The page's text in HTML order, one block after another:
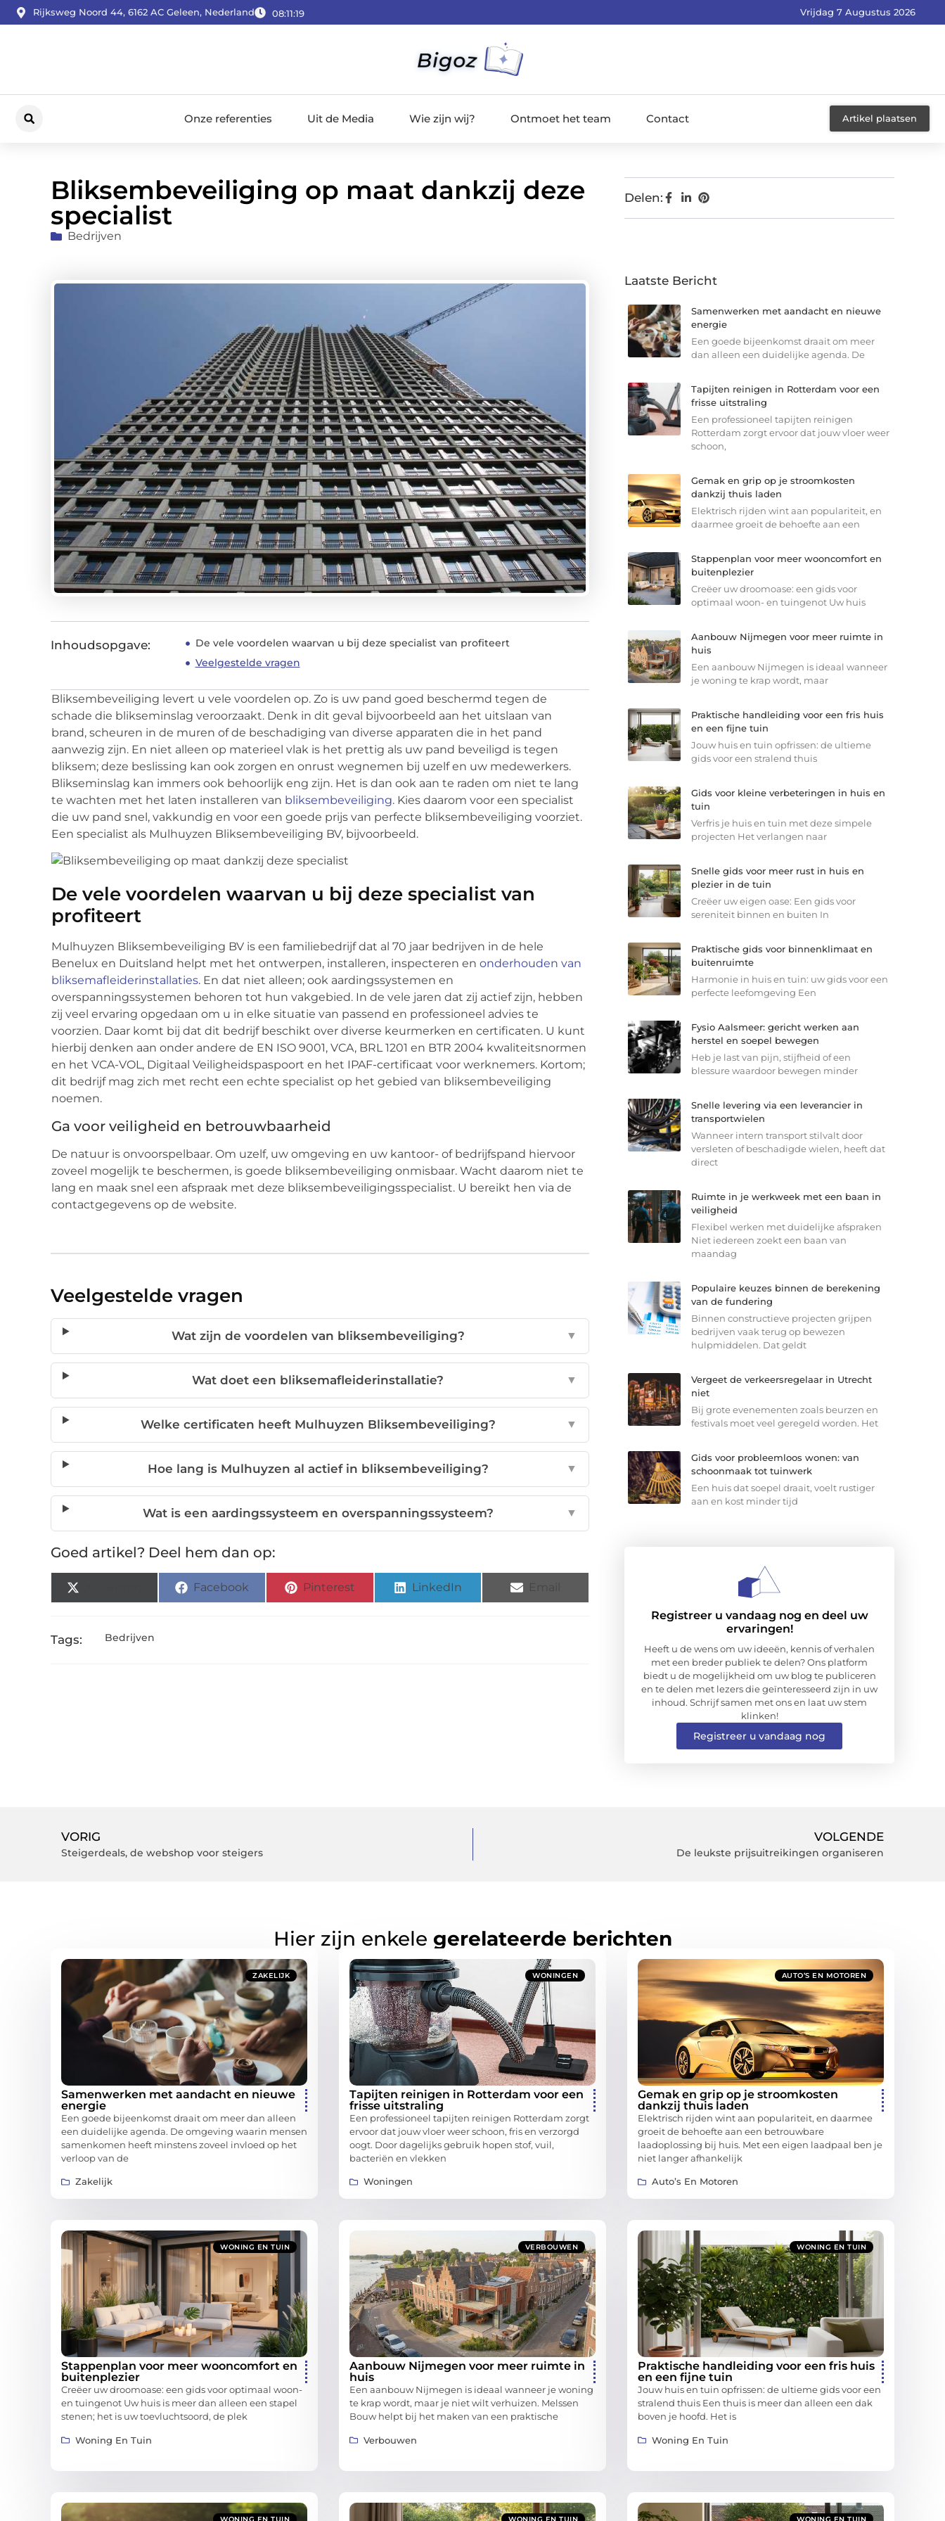
Rijksweg Noord 44, 6162 AC Geleen, Nederland 08:11:20 Vrijdag 7 Augustus 2026
Onze referenties Uit de Media Wie zijn wij? Ontmoet het team Contact Artikel plaatsen
Bliksembeveiliging op maat dankzij deze
specialist
Bedrijven
Inhoudsopgave:
De vele voordelen waarvan u bij deze specialist van profiteert
Veelgestelde vragen
Bliksembeveiliging levert u vele voordelen op. Zo is uw pand goed beschermd tegen de
schade die blikseminslag veroorzaakt. Denk in dit geval bijvoorbeeld aan het uitslaan van
brand, scheuren in de muren of de beschadiging van diverse apparaten die in het pand
aanwezig zijn. En niet alleen op materieel vlak is het prettig als uw pand beveiligd is tegen
bliksem; deze beslissing kan ook zorgen en onrust wegnemen bij uzelf en uw medewerkers.
Blikseminslag kan immers ook behoorlijk eng zijn. Het is dan ook aan te raden om niet te lang
te wachten met het laten installeren van bliksembeveiliging. Kies daarom voor een specialist
die uw pand snel, vakkundig en voor een goede prijs van perfecte bliksembeveiliging voorziet.
Een specialist als Mulhuyzen Bliksembeveiliging BV, bijvoorbeeld.
De vele voordelen waarvan u bij deze specialist van
profiteert
Mulhuyzen Bliksembeveiliging BV is een familiebedrijf dat al 70 jaar bedrijven in de hele
Benelux en Duitsland helpt met het ontwerpen, installeren, inspecteren en onderhouden van
bliksemafleiderinstallaties. En dat niet alleen; ook aardingssystemen en
overspanningssystemen behoren tot hun vakgebied. In de vele jaren dat zij actief zijn, hebben
zij veel ervaring opgedaan om u in elke situatie van passend en professioneel advies te
voorzien. Daar komt bij dat dit bedrijf beschikt over diverse keurmerken en certificaten. U kunt
hierbij denken aan onder andere de EN ISO 9001, VCA, BRL 1201 en BTR 2004 kwaliteitsnormen
en het VCA-VOL, Digitaal Veiligheidspaspoort en het IPAF-certificaat voor werknemers. Kortom;
dit bedrijf mag zich met recht een echte specialist op het gebied van bliksembeveiliging
noemen.
Ga voor veiligheid en betrouwbaarheid
De natuur is onvoorspelbaar. Om uzelf, uw omgeving en uw kantoor- of bedrijfspand hiervoor
zoveel mogelijk te beschermen, is goede bliksembeveiliging onmisbaar. Wacht daarom niet te
lang en maak snel een afspraak met deze bliksembeveiligingsspecialist. U bereikt hen via de
contactgegevens op de website.
Veelgestelde vragen
Wat zijn de voordelen van bliksembeveiliging? ▼
Wat doet een bliksemafleiderinstallatie? ▼
Welke certificaten heeft Mulhuyzen Bliksembeveiliging? ▼
Hoe lang is Mulhuyzen al actief in bliksembeveiliging? ▼
Wat is een aardingssysteem en overspanningssysteem? ▼
Goed artikel? Deel hem dan op:
Facebook Pinterest LinkedIn
Tags: Bedrijven
Delen:
Laatste Bericht
Samenwerken met aandacht en nieuwe
energie
Een goede bijeenkomst draait om meer
dan alleen een duidelijke agenda. De
Tapijten reinigen in Rotterdam voor een
frisse uitstraling
Een professioneel tapijten reinigen
Rotterdam zorgt ervoor dat jouw vloer weer
schoon,
Gemak en grip op je stroomkosten
dankzij thuis laden
Elektrisch rijden wint aan populariteit, en
daarmee groeit de behoefte aan een
Stappenplan voor meer wooncomfort en
buitenplezier
Creëer uw droomoase: een gids voor
optimaal woon- en tuingenot Uw huis
Aanbouw Nijmegen voor meer ruimte in
huis
Een aanbouw Nijmegen is ideaal wanneer
je woning te krap wordt, maar
Praktische handleiding voor een fris huis
en een fijne tuin
Jouw huis en tuin opfrissen: de ultieme
gids voor een stralend thuis
Gids voor kleine verbeteringen in huis en
tuin
Verfris je huis en tuin met deze simpele
projecten Het verlangen naar
Snelle gids voor meer rust in huis en
plezier in de tuin
Creëer uw eigen oase: Een gids voor
sereniteit binnen en buiten In
Praktische gids voor binnenklimaat en
buitenruimte
Harmonie in huis en tuin: uw gids voor een
perfecte leefomgeving Een
Fysio Aalsmeer: gericht werken aan
herstel en soepel bewegen
Heb je last van pijn, stijfheid of een
blessure waardoor bewegen minder
Snelle levering via een leverancier in
transportwielen
Wanneer intern transport stilvalt door
versleten of beschadigde wielen, heeft dat
direct
Ruimte in je werkweek met een baan in
veiligheid
Flexibel werken met duidelijke afspraken
Niet iedereen zoekt een baan van
maandag
Populaire keuzes binnen de berekening
van de fundering
Binnen constructieve projecten grijpen
bedrijven vaak terug op bewezen
hulpmiddelen. Dat geldt
Vergeet de verkeersregelaar in Utrecht
niet
Bij grote evenementen zoals beurzen en
festivals moet veel geregeld worden. Het
Gids voor probleemloos wonen: van
schoonmaak tot tuinwerk
Een huis dat soepel draait, voelt rustiger
aan en kost minder tijd
Registreer u vandaag nog en deel uw
ervaringen!
Heeft u de wens om uw ideeën, kennis of verhalen
met een breder publiek te delen? Ons platform
biedt u de mogelijkheid om uw blog te publiceren
en te delen met lezers die geïnteresseerd zijn in uw
inhoud. Schrijf samen met ons en laat uw stem
klinken!
Registreer u vandaag nog
VORIG
Steigerdeals, de webshop voor steigers
VOLGENDE
De leukste prijsuitreikingen organiseren
Hier zijn enkele gerelateerde berichten
ZAKELIJK
Samenwerken met aandacht en nieuwe
energie
Een goede bijeenkomst draait om meer dan alleen
een duidelijke agenda. De omgeving waarin mensen
samenkomen heeft minstens zoveel invloed op het
verloop van de
Zakelijk
WONINGEN
Tapijten reinigen in Rotterdam voor een
frisse uitstraling
Een professioneel tapijten reinigen Rotterdam zorgt
ervoor dat jouw vloer weer schoon, fris en verzorgd
oogt. Door dagelijks gebruik hopen stof, vuil,
bacteriën en vlekken
Woningen
AUTO’S EN MOTOREN
Gemak en grip op je stroomkosten
dankzij thuis laden
Elektrisch rijden wint aan populariteit, en daarmee
groeit de behoefte aan een betrouwbare
laadoplossing bij huis. Met een eigen laadpaal ben je
niet langer afhankelijk
Auto’s En Motoren
WONING EN TUIN
Stappenplan voor meer wooncomfort en
buitenplezier
Creëer uw droomoase: een gids voor optimaal woon-
en tuingenot Uw huis is meer dan alleen een stapel
stenen; het is uw toevluchtsoord, de plek
Woning En Tuin
VERBOUWEN
Aanbouw Nijmegen voor meer ruimte in
huis
Een aanbouw Nijmegen is ideaal wanneer je woning
te krap wordt, maar je niet wilt verhuizen. Melssen
Bouw helpt bij het maken van een praktische
Verbouwen
WONING EN TUIN
Praktische handleiding voor een fris huis
en een fijne tuin
Jouw huis en tuin opfrissen: de ultieme gids voor een
stralend thuis Een thuis is meer dan alleen een dak
boven je hoofd. Het is
Woning En Tuin
WONING EN TUIN WONING EN TUIN WONING EN TUIN